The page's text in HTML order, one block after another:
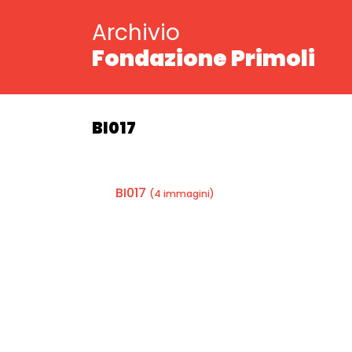
Archivio
Fondazione Primoli
BI017
BI017 (4 immagini)